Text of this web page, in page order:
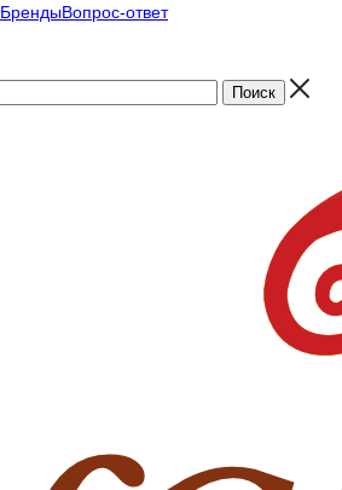
БрендыВопрос-ответ